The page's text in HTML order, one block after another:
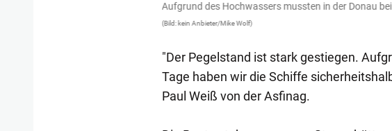
Aufgrund des Hochwassers mussten in der Donau
(Bild: kein Anbieter/Mike Wolf)
"Der Pegelstand ist stark gestiegen.
Tage haben wir die Schiffe
Paul Weiß von der Asfinag.